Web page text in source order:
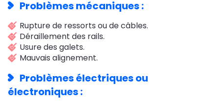
Problèmes mécaniques :
Rupture de ressorts ou de câbles.
Déraillement des rails.
Usure des galets.
Mauvais alignement.
Problèmes électriques ou
électroniques :